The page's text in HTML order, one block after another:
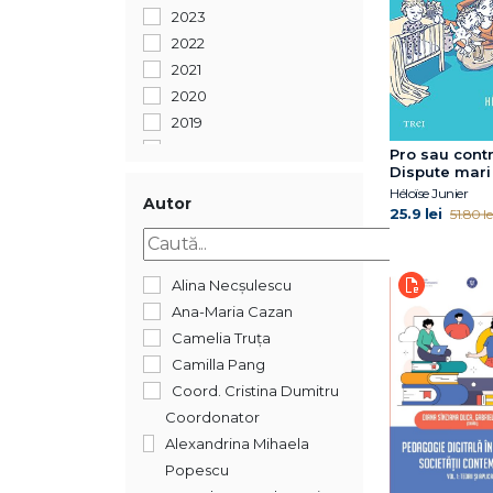
2023
2022
2021
2020
2019
Autor
Alina Necșulescu
Ana-Maria Cazan
Camelia Truța
Camilla Pang
Coord. Cristina Dumitru
Coordonator
Alexandrina Mihaela
Popescu
Pro sau
Dispute
copilăriei
spune știința
Héloïse Junier
25.9 lei 51.80